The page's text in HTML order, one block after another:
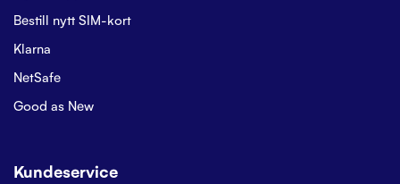
Bestill nytt SIM-kort
Klarna
NetSafe
Good as New
Kundeservice